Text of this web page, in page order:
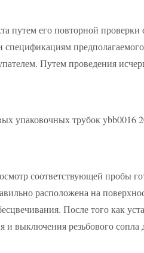
путем его повторной
спецификациям
Путем проведения
упаковочных трубок
соответствующей пробы
расположена на
После того как
выключения резьбового сопла